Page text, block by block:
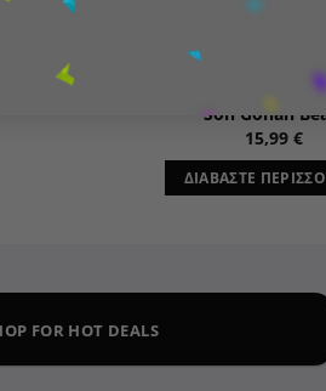
Funko POP! Animation:
Son Gohan
15,99 €
ΔΙΑΒΆΣΤΕ
FOR HOT DEALS